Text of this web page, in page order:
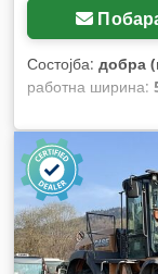
Состојба: добра
работна ширина: